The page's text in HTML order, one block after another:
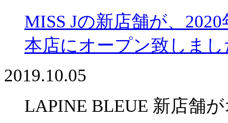
MISS Jの新店舗が、
本店にオープン致しま
2019.10.05
LAPINE BLEUE 新店舗